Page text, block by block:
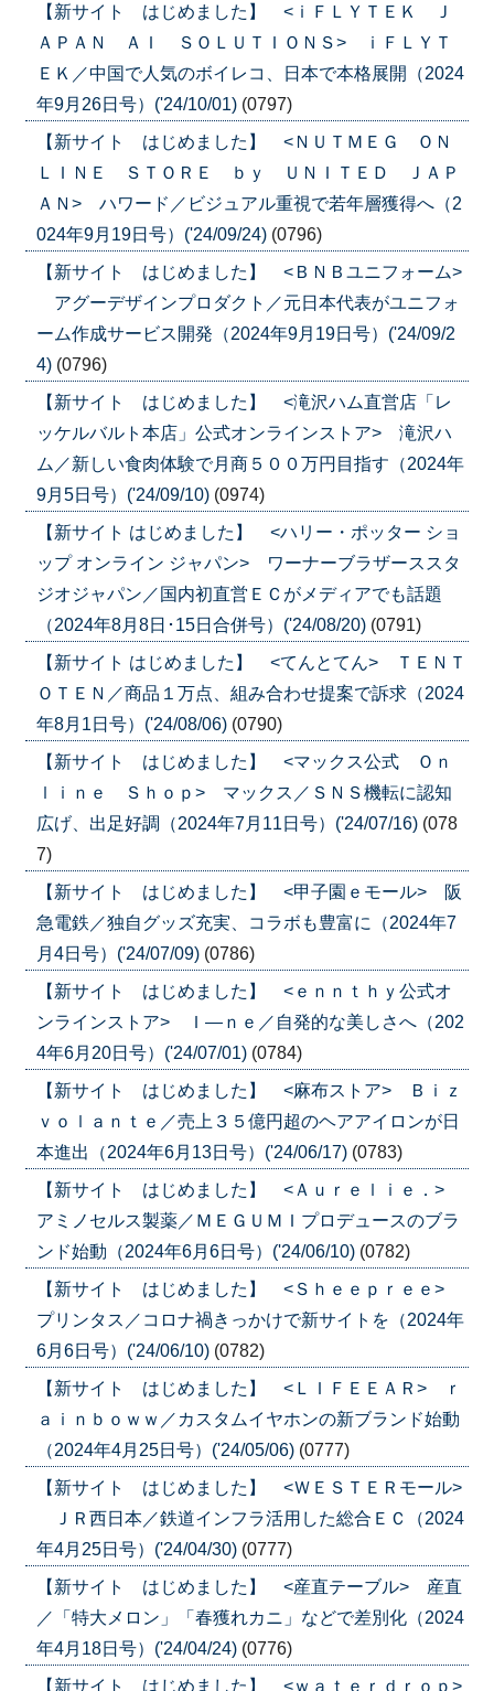
【新サイト はじめました】 <ｉＦＬＹＴＥＫ Ｊ
ＡＰＡＮ ＡＩ ＳＯＬＵＴＩＯＮＳ> ｉＦＬＹＴ
ＥＫ／中国で人気のボイレコ、日本で本格展開（2024
年9月26日号）('24/10/01) (0797)
【新サイト はじめました】 <ＮＵＴＭＥＧ ＯＮ
ＬＩＮＥ ＳＴＯＲＥ ｂｙ ＵＮＩＴＥＤ ＪＡＰ
ＡＮ> ハワード／ビジュアル重視で若年層獲得へ（2
024年9月19日号）('24/09/24) (0796)
【新サイト はじめました】 <ＢＮＢユニフォーム>
アグーデザインプロダクト／元日本代表がユニフォ
ーム作成サービス開発（2024年9月19日号）('24/09/2
4) (0796)
【新サイト はじめました】 <滝沢ハム直営店「レ
ッケルバルト本店」公式オンラインストア> 滝沢ハ
ム／新しい食肉体験で月商５００万円目指す（2024年
9月5日号）('24/09/10) (0974)
【新サイト はじめました】 <ハリー・ポッター ショ
ップ オンライン ジャパン> ワーナーブラザーススタ
ジオジャパン／国内初直営ＥＣがメディアでも話題
（2024年8月8日･15日合併号）('24/08/20) (0791)
【新サイト はじめました】 <てんとてん> ＴＥＮＴ
ＯＴＥＮ／商品１万点、組み合わせ提案で訴求（2024
年8月1日号）('24/08/06) (0790)
【新サイト はじめました】 <マックス公式 Ｏｎ
ｌｉｎｅ Ｓｈｏｐ> マックス／ＳＮＳ機転に認知
広げ、出足好調（2024年7月11日号）('24/07/16) (078
7)
【新サイト はじめました】 <甲子園ｅモール> 阪
急電鉄／独自グッズ充実、コラボも豊富に（2024年7
月4日号）('24/07/09) (0786)
【新サイト はじめました】 <ｅｎｎｔｈｙ公式オ
ンラインストア> Ｉ―ｎｅ／自発的な美しさへ（202
4年6月20日号）('24/07/01) (0784)
【新サイト はじめました】 <麻布ストア> Ｂｉｚ
ｖｏｌａｎｔｅ／売上３５億円超のヘアアイロンが日
本進出（2024年6月13日号）('24/06/17) (0783)
【新サイト はじめました】 <Ａｕｒｅｌｉｅ．>
アミノセルス製薬／ＭＥＧＵＭＩプロデュースのブラ
ンド始動（2024年6月6日号）('24/06/10) (0782)
【新サイト はじめました】 <Ｓｈｅｅｐｒｅｅ>
プリンタス／コロナ禍きっかけで新サイトを（2024年
6月6日号）('24/06/10) (0782)
【新サイト はじめました】 <ＬＩＦＥＥＡＲ> ｒ
ａｉｎｂｏｗｗ／カスタムイヤホンの新ブランド始動
（2024年4月25日号）('24/05/06) (0777)
【新サイト はじめました】 <ＷＥＳＴＥＲモール>
ＪＲ西日本／鉄道インフラ活用した総合ＥＣ（2024
年4月25日号）('24/04/30) (0777)
【新サイト はじめました】 <産直テーブル> 産直
／「特大メロン」「春獲れカニ」などで差別化（2024
年4月18日号）('24/04/24) (0776)
【新サイト はじめました】 <ｗａｔｅｒｄｒｏｐ>